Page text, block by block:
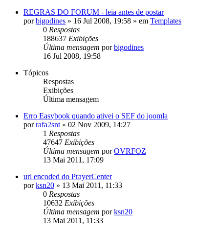
REGRAS DO FORUM - leia antes de postar
porbigodines » 16 Jul 2008, 19:58 » em Templates
0 Respostas
188637 Exibições
Última mensagem porbigodines
16 Jul 2008, 19:58
Tópicos
Respostas
Exibições
Última mensagem
Erro Easybook quando ativei o SEF do joomla
porrafa2snt » 02 Nov 2009, 14:27
1 Respostas
47647 Exibições
Última mensagem porOVRFOZ
13 Mai 2011, 17:09
url encoded do PrayerCenter
porksn20 » 13 Mai 2011, 11:33
0 Respostas
10632 Exibições
Última mensagem porksn20
13 Mai 2011, 11:33